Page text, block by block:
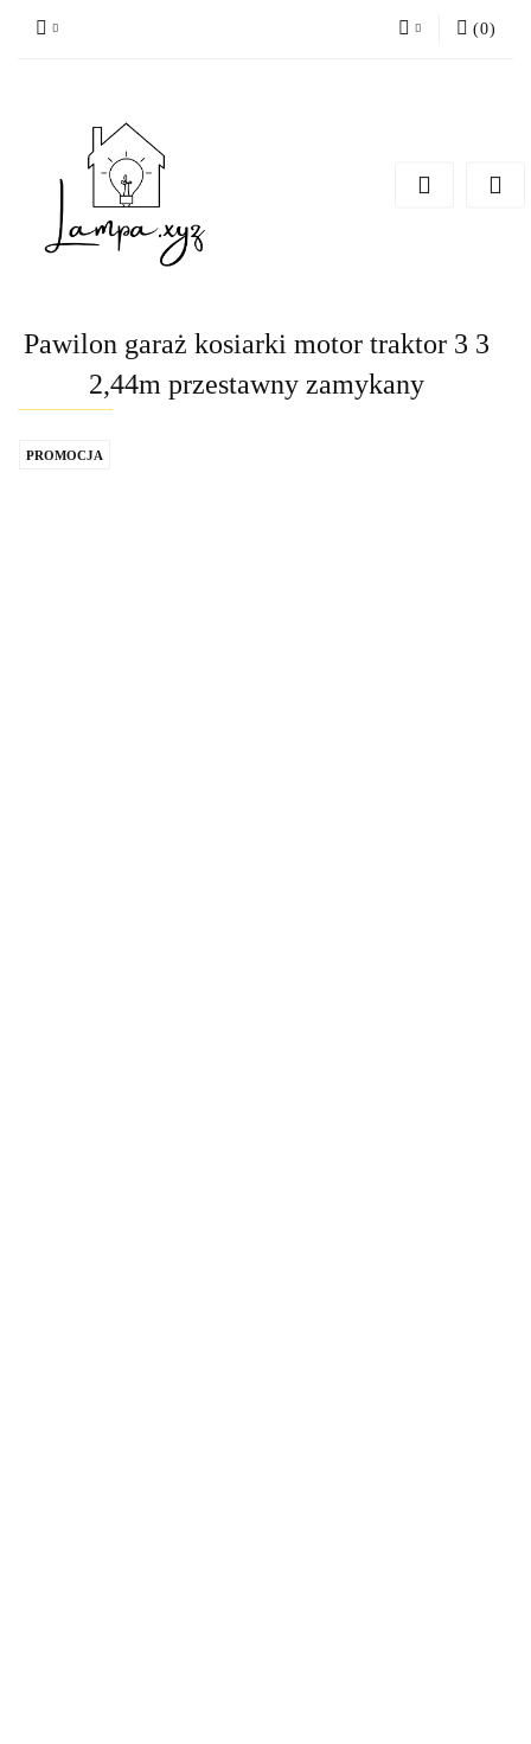
(0)
Pawilon garaż kosiarki motor traktor 3 3
2,44m przestawny zamykany
PROMOCJA